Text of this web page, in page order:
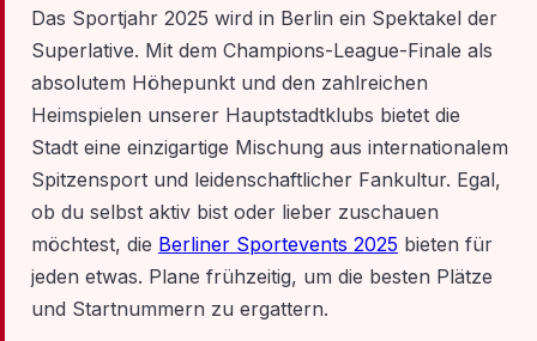
Das Sportjahr 2025 wird in Berlin ein Spektakel der
Superlative. Mit dem Champions-League-Finale als
absolutem Höhepunkt und den zahlreichen
Heimspielen unserer Hauptstadtklubs bietet die
Stadt eine einzigartige Mischung aus internationalem
Spitzensport und leidenschaftlicher Fankultur. Egal,
ob du selbst aktiv bist oder lieber zuschauen
möchtest, die Berliner Sportevents 2025 bieten für
jeden etwas. Plane frühzeitig, um die besten Plätze
und Startnummern zu ergattern.